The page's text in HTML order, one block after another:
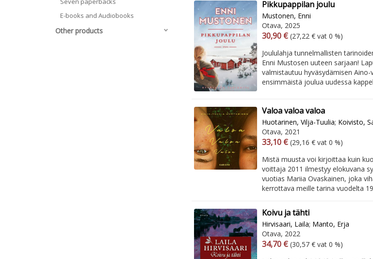
E-books and Audiobooks
Other products
Pikkupappilan joulu
Mustonen, Enni
Otava, 2025
Arvonlisäverollinen hinta
30,90 € Excl. vat
(27,22 € vat 0 %)
Joululahja tunnelmallisten
Enni Mustosen uuteen sarjaan!
valmistautuu hyväsydämisen
ensimmäistä joulua uudessa
Valoa valoa valoa
Huotarinen, Vilja-Tuulia; Koivisto,
Otava, 2021
Arvonlisäverollinen hinta
33,10 € Excl. vat
(29,16 € vat 0 %)
Mistä muusta voi kirjoittaa kuin
voittaja 2011 ilmestyy elokuvana
vuotias Mariia Ovaskainen, joka
kerrottava meille tarina vuodelta
Koivu ja tähti
Hirvisaari, Laila; Manto, Erja
Otava, 2022
Arvonlisäverollinen hinta
34,70 € Excl. vat
(30,57 € vat 0 %)